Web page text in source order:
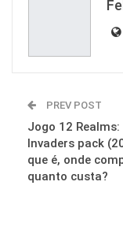
PREV POST
Jogo 12
Invaders pack
que é, onde
quanto custa?